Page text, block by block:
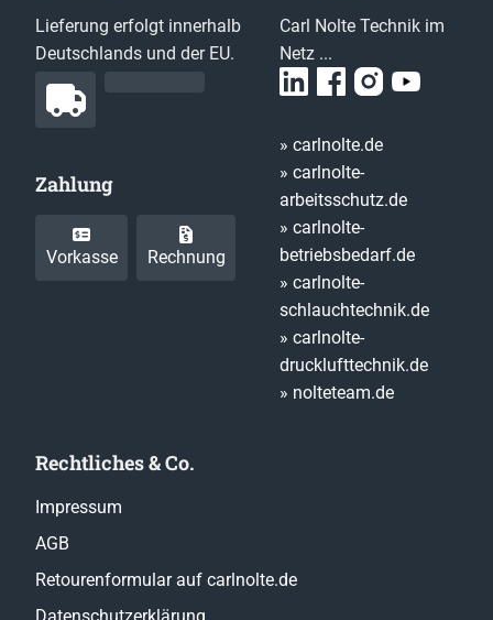
Lieferung erfolgt innerhalb
Deutschlands und der EU.
Zahlung
Vorkasse Rechnung
Carl Nolte Technik im
Netz ...
» carlnolte.de
» carlnolte-
arbeitsschutz.de
» carlnolte-
betriebsbedarf.de
» carlnolte-
schlauchtechnik.de
» carlnolte-
drucklufttechnik.de
» nolteteam.de
Rechtliches & Co.
Impressum
AGB
Retourenformular auf carlnolte.de